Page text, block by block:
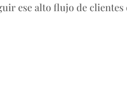
ese alto flujo de